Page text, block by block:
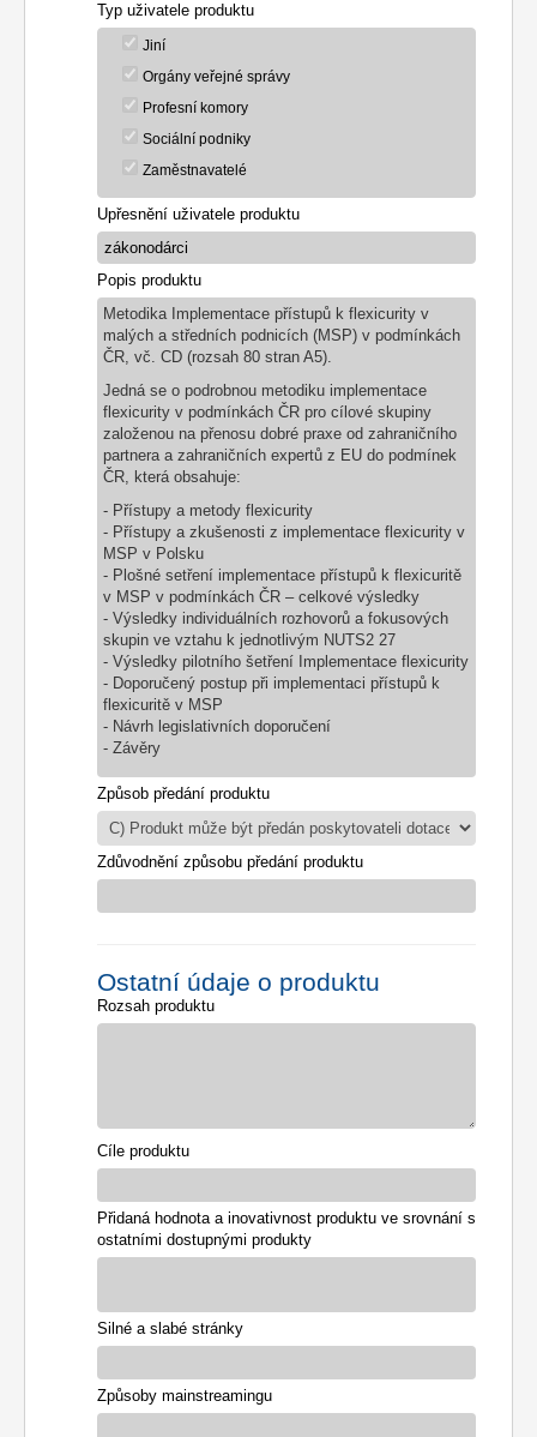
Typ uživatele produktu
Jiní
Orgány veřejné správy
Profesní komory
Sociální podniky
Zaměstnavatelé
Upřesnění uživatele produktu
Popis produktu
Metodika Implementace přístupů k flexicurity v
malých a středních podnicích (MSP) v podmínkách
ČR, vč. CD (rozsah 80 stran A5).
Jedná se o podrobnou metodiku implementace
flexicurity v podmínkách ČR pro cílové skupiny
založenou na přenosu dobré praxe od zahraničního
partnera a zahraničních expertů z EU do podmínek
ČR, která obsahuje:
- Přístupy a metody flexicurity
- Přístupy a zkušenosti z implementace flexicurity v
MSP v Polsku
- Plošné setření implementace přístupů k flexicuritě
v MSP v podmínkách ČR – celkové výsledky
- Výsledky individuálních rozhovorů a fokusových
skupin ve vztahu k jednotlivým NUTS2 27
- Výsledky pilotního šetření Implementace flexicurity
- Doporučený postup při implementaci přístupů k
flexicuritě v MSP
- Návrh legislativních doporučení
- Závěry
Způsob předání produktu
Zdůvodnění způsobu předání produktu
Ostatní údaje o produktu
Rozsah produktu
Cíle produktu
Přidaná hodnota a inovativnost produktu ve srovnání s
ostatními dostupnými produkty
Silné a slabé stránky
Způsoby mainstreamingu